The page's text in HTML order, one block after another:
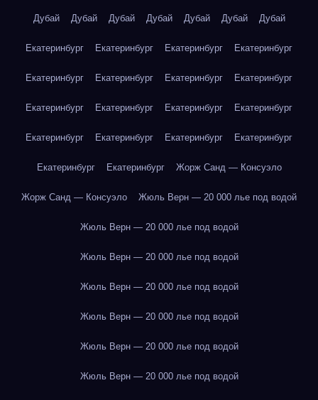
Дубай Дубай Дубай Дубай Дубай Дубай Дубай
Екатеринбург Екатеринбург Екатеринбург Екатеринбург
Екатеринбург Екатеринбург Екатеринбург Екатеринбург
Екатеринбург Екатеринбург Екатеринбург Екатеринбург
Екатеринбург Екатеринбург Екатеринбург Екатеринбург
Екатеринбург Екатеринбург Жорж Санд — Консуэло
Жорж Санд — Консуэло Жюль Верн — 20 000 лье под водой
Жюль Верн — 20 000 лье под водой
Жюль Верн — 20 000 лье под водой
Жюль Верн — 20 000 лье под водой
Жюль Верн — 20 000 лье под водой
Жюль Верн — 20 000 лье под водой
Жюль Верн — 20 000 лье под водой